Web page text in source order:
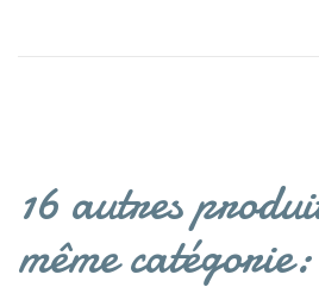
16 autres
même catégorie: